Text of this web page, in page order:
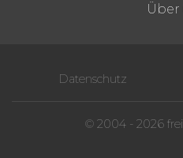
Über
Datenschutz
© 2004 - 2026